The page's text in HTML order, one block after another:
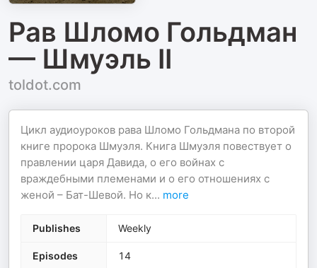
Рав Шломо Гольдман
— Шмуэль II
toldot.com
Цикл аудиоуроков рава Шломо Гольдмана по второй
книге пророка Шмуэля. Книга Шмуэля повествует о
правлении царя Давида, о его войнах с
враждебными племенами и о его отношениях с
женой – Бат-Шевой. Но к... more
Publishes Weekly
Episodes 14